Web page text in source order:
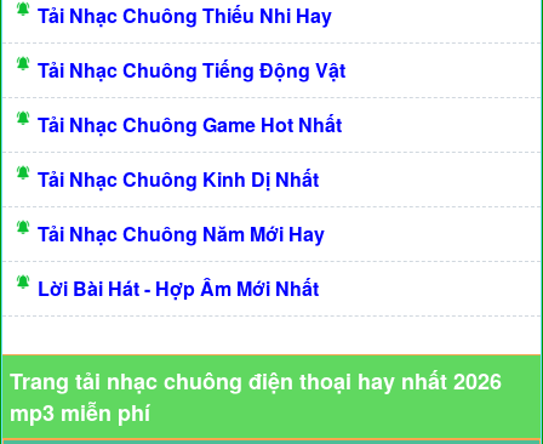
Tải Nhạc Chuông Thiếu Nhi Hay
Tải Nhạc Chuông Tiếng Động Vật
Tải Nhạc Chuông Game Hot Nhất
Tải Nhạc Chuông Kinh Dị Nhất
Tải Nhạc Chuông Năm Mới Hay
Lời Bài Hát - Hợp Âm Mới Nhất
Trang tải nhạc chuông điện thoại hay nhất 2026
mp3 miễn phí